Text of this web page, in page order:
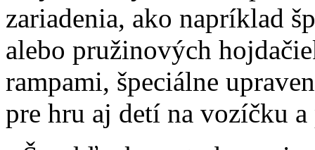
zariadenia, ako napríklad
alebo pružinových
rampami, špeciálne
pre hru aj detí na vozíčku a